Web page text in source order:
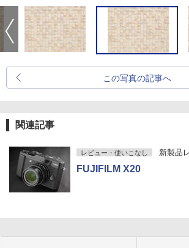
この写真の記事へ
関連記事
レビュー・使いこなし 新製品
FUJIFILM X20